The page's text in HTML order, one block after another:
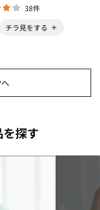
38件
チラ見をする
探す